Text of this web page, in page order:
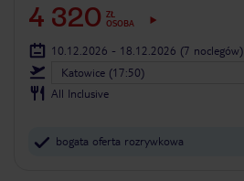
4 320 ZŁ
OSOBA
10.12.2026 - 18.12.2026 (7 noclegów)
Katowice (17:50)
All Inclusive
bogata oferta rozrywkowa